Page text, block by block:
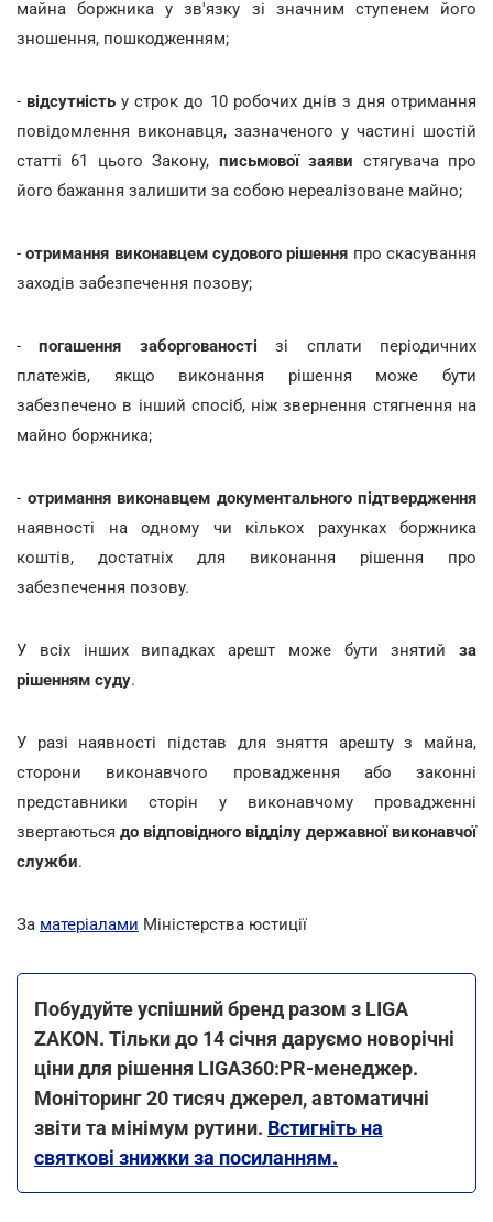
майна боржника у зв'язку зі значним ступенем його
зношення, пошкодженням;
- відсутністьу строк до 10 робочих днів з дня отримання
повідомлення виконавця, зазначеного у частині шостій
статті 61 цього Закону, письмової заяви стягувача про
його бажання залишити за собою нереалізоване майно;
-отримання виконавцем судового рішення про скасування
заходів забезпечення позову;
-погашення заборгованостізі сплати періодичних
платежів, якщо виконання рішення може бути
забезпечено в інший спосіб, ніж звернення стягнення на
майно боржника;
- отримання виконавцем документального підтвердження
наявності на одному чи кількох рахунках боржника
коштів, достатніх для виконання рішення про
забезпечення позову.
У всіх інших випадках арешт може бути знятий за
рішенням суду.
У разі наявності підстав для зняття арешту з майна,
сторони виконавчого провадження або законні
представники сторін у виконавчому провадженні
звертаються до відповідного відділу державної виконавчої
служби.
За матеріалами Міністерства юстиції
Побудуйте успішний бренд разом з LIGA
ZAKON. Тільки до 14 січня даруємо новорічні
ціни для рішення LIGA360:PR-менеджер.
Моніторинг 20 тисяч джерел, автоматичні
звіти та мінімум рутини. Встигніть на
святкові знижки за посиланням.